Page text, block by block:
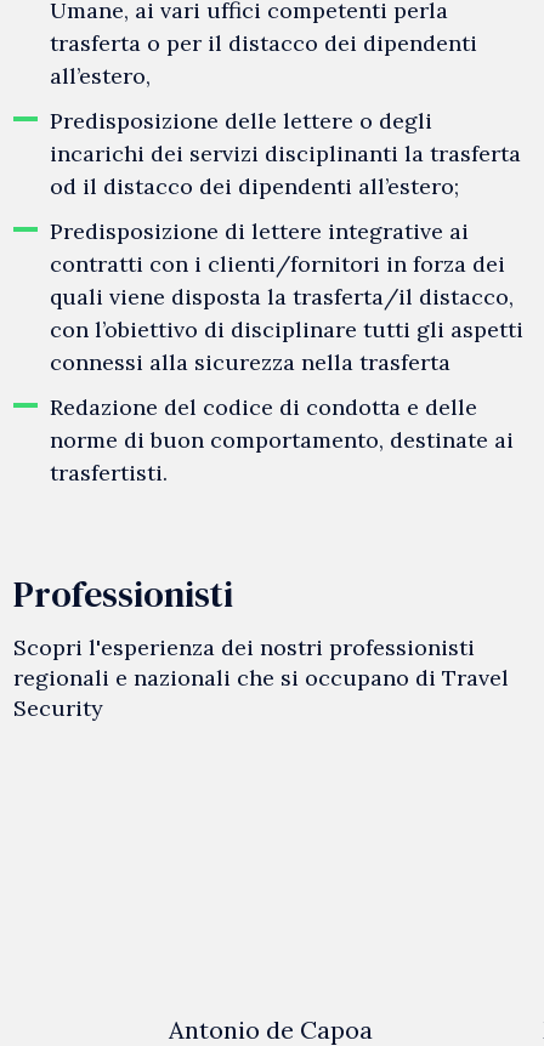
Umane, ai vari uffici competenti perla
trasferta o per il distacco dei dipendenti
all’estero,
Predisposizione delle lettere o degli
incarichi dei servizi disciplinanti la trasferta
od il distacco dei dipendenti all’estero;
Predisposizione di lettere integrative ai
contratti con i clienti/fornitori in forza dei
quali viene disposta la trasferta/il distacco,
con l’obiettivo di disciplinare tutti gli aspetti
connessi alla sicurezza nella trasferta
Redazione del codice di condotta e delle
norme di buon comportamento, destinate ai
trasfertisti.
Professionisti
Scopri l'esperienza dei nostri professionisti
regionali e nazionali che si occupano di Travel
Security
Antonio de Capoa